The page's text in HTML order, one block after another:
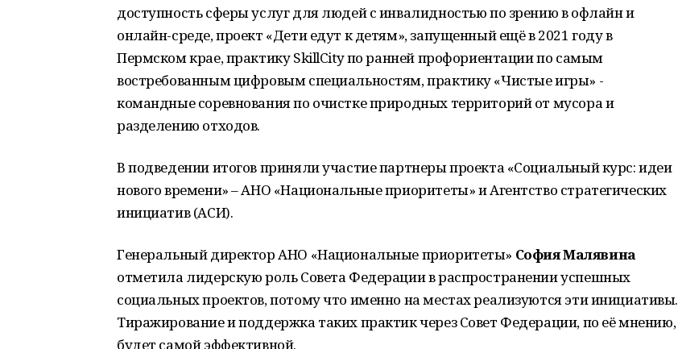
доступность сферы услуг для людей с инвалидностью по зрению в офлайн и
онлайн-среде, проект «Дети едут к детям», запущенный ещё в 2021 году в
Пермском крае, практику SkillCity по ранней профориентации по самым
востребованным цифровым специальностям, практику «Чистые игры» -
командные соревнования по очистке природных территорий от мусора и
разделению отходов.
В подведении итогов приняли участие партнеры проекта «Социальный курс: идеи
нового времени» – АНО «Национальные приоритеты» и Агентство стратегических
инициатив (АСИ).
Генеральный директор АНО «Национальные приоритеты» София Малявина
отметила лидерскую роль Совета Федерации в распространении успешных
социальных проектов, потому что именно на местах реализуются эти инициативы.
Тиражирование и поддержка таких практик через Совет Федерации, по её мнению,
будет самой эффективной.